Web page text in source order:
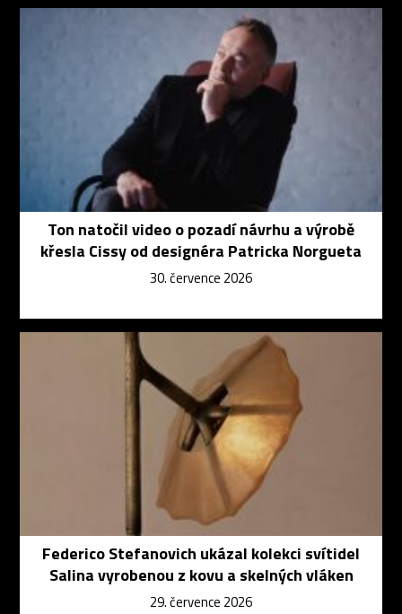
Ton natočil video o pozadí návrhu a výrobě
křesla Cissy od designéra Patricka Norgueta
30. července 2026
Federico Stefanovich ukázal kolekci svítidel
Salina vyrobenou z kovu a skelných vláken
29. července 2026